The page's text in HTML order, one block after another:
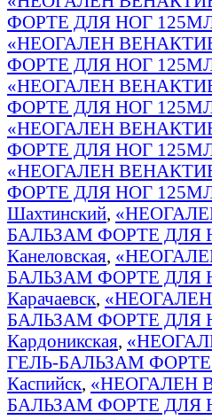
ФОРТЕ ДЛЯ НОГ
«НЕОГАЛЕН
ФОРТЕ ДЛЯ НОГ
«НЕОГАЛЕН
ФОРТЕ ДЛЯ НОГ
«НЕОГАЛЕН
ФОРТЕ ДЛЯ НОГ 125МЛ»
«НЕОГАЛЕН
ФОРТЕ ДЛЯ НОГ
Шахтинский,
БАЛЬЗАМ ФОРТЕ ДЛЯ
Канеловская,
БАЛЬЗАМ ФОРТЕ ДЛЯ
Карачаевск,
БАЛЬЗАМ ФОРТЕ ДЛЯ
Кардоникская,
ГЕЛЬ-БАЛЬЗАМ
Каспийск, «НЕОГАЛЕН
БАЛЬЗАМ ФОРТЕ ДЛЯ